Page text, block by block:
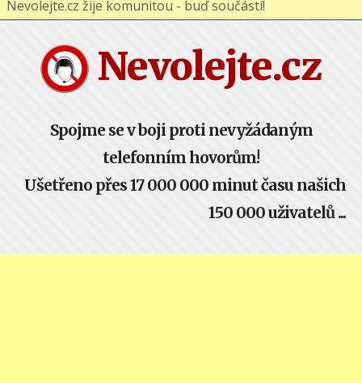
Nevolejte.cz
Spojme se v boji proti nevyžádaným
telefonním hovorům!
Ušetřeno přes 17 000 000 minut času našich
150 000 uživatelů ...
Nevolejte.cz žije komunitou - buď součástí!